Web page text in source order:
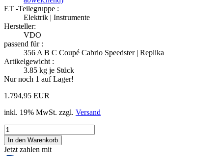
ET -Teilegruppe :
Elektrik | Instrumente
Hersteller:
VDO
passend für :
356 A B C Coupé Cabrio Speedster | Replika
Artikelgewicht :
3.85 kg je Stück
Nur noch 1 auf Lager!
1.794,95 EUR
inkl. 19% MwSt. zzgl. Versand
Jetzt zahlen mit